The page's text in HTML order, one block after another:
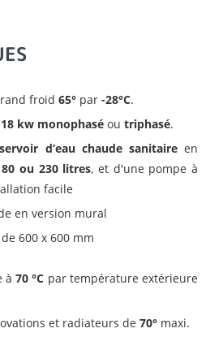
froid 65° par -28°C.
18 kw monophasé ou triphasé.
d’eau chaude sanitaireen
ou 230 litres, et d'une pompe à
facile
en version mural
600 x 600 mm
à70 °C par température extérieure
et radiateurs de 70° maxi.